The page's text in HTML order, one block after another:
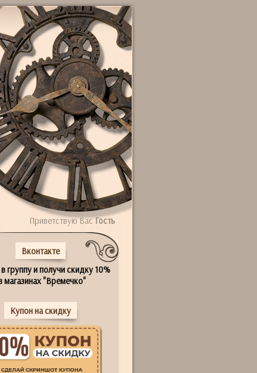
Приветствую ВасГость
Вконтакте
группу и получи скидку 10%
магазинах "Времечко"
Купон на скидку